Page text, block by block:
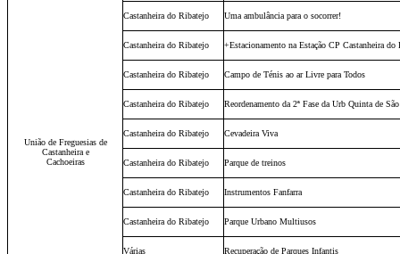
União de Freguesias de
Castanheira e
Cachoeiras
Castanheira do Ribatejo Uma ambulância para o socorrer!
Castanheira do Ribatejo +Estacionamento na Estação CP Castanheira do
Castanheira do Ribatejo Campo de Ténis ao ar Livre para Todos
Castanheira do Ribatejo Reordenamento da 2ª Fase da Urb Quinta de
Castanheira do Ribatejo Cevadeira Viva
Castanheira do Ribatejo Parque de treinos
Castanheira do Ribatejo Instrumentos Fanfarra
Castanheira do Ribatejo Parque Urbano Multiusos
Várias Recuperação de Parques Infantis